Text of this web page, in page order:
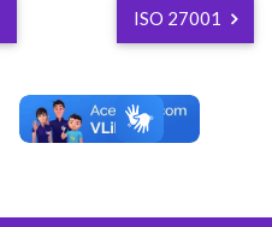
ISO 27001